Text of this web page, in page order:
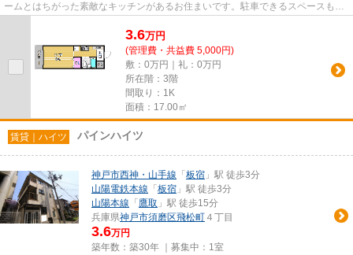
ームとはちがった素敵なキッチンがあるお住まいです。駐車できるスペースも近
3.6万円
(管理費・共益費 5,000円)
敷：0万円｜礼：0万円
所在階：3階
間取り：1K
面積：17.00㎡
賃貸｜ハイツ パインハイツ
神戸市西神・山手線 「 板宿 」駅 徒歩3分
山陽電鉄本線 「 板宿 」駅 徒歩3分
山陽本線 「 鷹取 」駅 徒歩15分
兵庫県神戸市須磨区飛松町 ４丁目
3.6万円
築年数：築30年 ｜募集中： 1室